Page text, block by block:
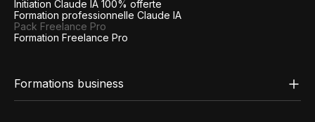
Initiation Claude IA 100% offerte
Formation professionnelle Claude IA
Pack Freelance Pro
Formation Freelance Pro
Formations business